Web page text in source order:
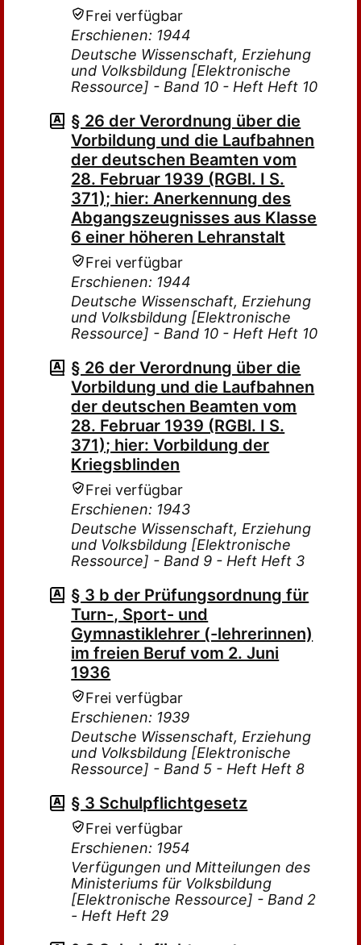
Frei verfügbar
Erschienen: 1944
Deutsche Wissenschaft, Erziehung
und Volksbildung [Elektronische
Ressource] - Band 10 - Heft Heft 10
§ 26 der Verordnung über die
Vorbildung und die Laufbahnen
der deutschen Beamten vom
28. Februar 1939 (RGBl. I S.
371); hier: Anerkennung des
Abgangszeugnisses aus Klasse
6 einer höheren Lehranstalt
Frei verfügbar
Erschienen: 1944
Deutsche Wissenschaft, Erziehung
und Volksbildung [Elektronische
Ressource] - Band 10 - Heft Heft 10
§ 26 der Verordnung über die
Vorbildung und die Laufbahnen
der deutschen Beamten vom
28. Februar 1939 (RGBl. I S.
371); hier: Vorbildung der
Kriegsblinden
Frei verfügbar
Erschienen: 1943
Deutsche Wissenschaft, Erziehung
und Volksbildung [Elektronische
Ressource] - Band 9 - Heft Heft 3
§ 3 b der Prüfungsordnung für
Turn-, Sport- und
Gymnastiklehrer (-lehrerinnen)
im freien Beruf vom 2. Juni
1936
Frei verfügbar
Erschienen: 1939
Deutsche Wissenschaft, Erziehung
und Volksbildung [Elektronische
Ressource] - Band 5 - Heft Heft 8
§ 3 Schulpflichtgesetz
Frei verfügbar
Erschienen: 1954
Verfügungen und Mitteilungen des
Ministeriums für Volksbildung
[Elektronische Ressource] - Band 2
- Heft Heft 29